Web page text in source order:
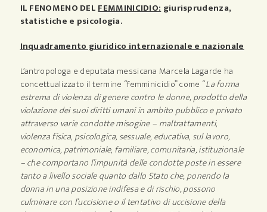
IL FENOMENO DELFEMMINICIDIO:giurisprudenza,
statistiche e psicologia.
Inquadramento giuridico internazionale e nazionale
L’antropologa e deputata messicana Marcela Lagarde ha
concettualizzato il termine “femminicidio” come “La forma
estrema di violenza di genere contro le donne, prodotto della
violazione dei suoi diritti umani in ambito pubblico e privato
attraverso varie condotte misogine – maltrattamenti,
violenza fisica, psicologica, sessuale, educativa, sul lavoro,
economica, patrimoniale, familiare, comunitaria, istituzionale
– che comportano l’impunità delle condotte poste in essere
tanto a livello sociale quanto dallo Stato che, ponendo la
donna in una posizione indifesa e di rischio, possono
culminare con l’uccisione o il tentativo di uccisione della